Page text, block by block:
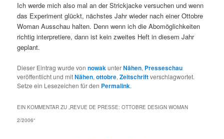
Ich werde mich also mal an der Strickjacke versuchen und wenn
das Experiment glückt, nächstes Jahr wieder nach einer Ottobre
Woman Ausschau halten. Denn wenn ich die Abomöglichkeiten
richtig interpretiere, dann ist kein zweites Heft in diesem Jahr
geplant.
Dieser Eintrag wurde vonnowak unterNähen, Presseschau
veröffentlicht und mitNähen,ottobre,Zeitschriftverschlagwortet.
Setze ein Lesezeichen für den Permalink.
EIN KOMMENTAR ZU „ REVUE DE PRESSE: OTTOBRE DESIGN WOMAN
2/2006“